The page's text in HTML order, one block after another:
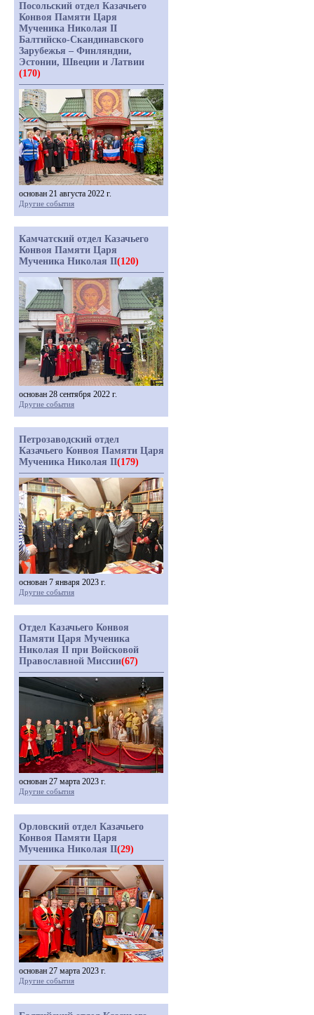
Посольский отдел Казачьего
Конвоя Памяти Царя
Мученика Николая II
Балтийско-Скандинавского
Зарубежья – Финляндии,
Эстонии, Швеции и Латвии
(170)
основан 21 августа 2022 г.
Другие события
Камчатский отдел Казачьего
Конвоя Памяти Царя
Мученика Николая II(120)
основан 28 сентября 2022 г.
Другие события
Петрозаводский отдел
Казачьего Конвоя Памяти Царя
Мученика Николая II(179)
основан 7 января 2023 г.
Другие события
Отдел Казачьего Конвоя
Памяти Царя Мученика
Николая II при Войсковой
Православной Миссии(67)
основан 27 марта 2023 г.
Другие события
Орловский отдел Казачьего
Конвоя Памяти Царя
Мученика Николая II(29)
основан 27 марта 2023 г.
Другие события